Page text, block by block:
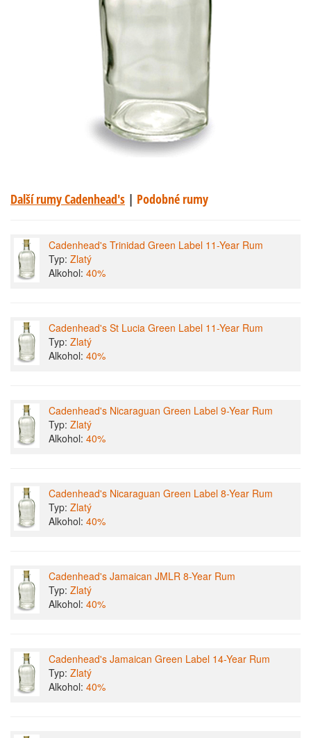
Další rumy Cadenhead's | Podobné rumy
Cadenhead's Trinidad Green Label 11-Year Rum
Typ: Zlatý
Alkohol: 40%
Cadenhead's St Lucia Green Label 11-Year Rum
Typ: Zlatý
Alkohol: 40%
Cadenhead's Nicaraguan Green Label 9-Year Rum
Typ: Zlatý
Alkohol: 40%
Cadenhead's Nicaraguan Green Label 8-Year Rum
Typ: Zlatý
Alkohol: 40%
Cadenhead's Jamaican JMLR 8-Year Rum
Typ: Zlatý
Alkohol: 40%
Cadenhead's Jamaican Green Label 14-Year Rum
Typ: Zlatý
Alkohol: 40%